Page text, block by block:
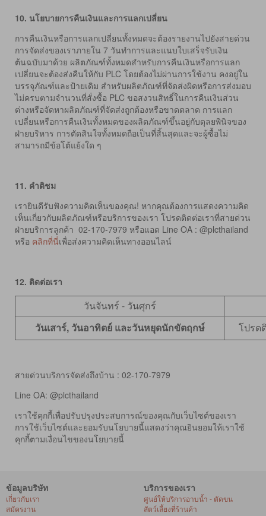
10. นโยบายการคืนเงินและการแลกเปลี่ยน
การคืนเงินหรือการแลกเปลี่ยนทั้งหมดจะต้องรายงานไปยังสายด่วน
การจัดส่งของเราภายใน 7 วันทำการและแนบใบเสร็จรับเงิน
ต้นฉบับมาด้วย ผลิตภัณฑ์ทั้งหมดสำหรับการคืนเงินหรือการแลก
เปลี่ยนจะต้องส่งคืนให้กับ PLC โดยต้องไม่ผ่านการใช้งาน คงอยู่ใน
บรรจุภัณฑ์และป้ายเดิม สำหรับผลิตภัณฑ์ที่จัดส่งผิดหรือการส่งมอบ
ไม่ครบตามจำนวนที่สั่งซื้อ PLC ขอสงวนสิทธิ์ในการคืนเงินส่วน
ต่างหรือจัดหาผลิตภัณฑ์ที่จัดส่งถูกต้องหรือขาดตลาด การแลก
เปลี่ยนหรือการคืนเงินทั้งหมดของผลิตภัณฑ์ขึ้นอยู่กับดุลยพินิจของ
ฝ่ายบริหาร การตัดสินใจทั้งหมดถือเป็นที่สิ้นสุดและจะผู้ซื้อไม่
สามารถมีข้อโต้แย้งใด ๆ
11. คำติชม
เรายินดีรับฟังความคิดเห็นของคุณ! หากคุณต้องการแสดงความคิด
เห็นเกี่ยวกับผลิตภัณฑ์หรือบริการของเรา โปรดติดต่อเราที่สายด่วน
ฝ่ายบริการลูกค้า 02-170-7979 หรือแอด Line OA : @plcthailand
หรือ คลิกที่นี่เพื่อส่งความคิดเห็นทางออนไลน์
12. ติดต่อเรา
วันจันทร์ - วันศุกร์
วันเสาร์, วันอาทิตย์ และวันหยุดนักขัตฤกษ์
โปรด
สายด่วนบริการจัดส่งถึงบ้าน : 02-170-7979
Line OA: @plcthailand
เราใช้คุกกี้เพื่อปรับปรุงประสบการณ์ของคุณกับเว็บไซต์ของเรา
การใช้เว็บไซต์และยอมรับนโยบายนี้แสดงว่าคุณยินยอมให้เราใช้
คุกกี้ตามเงื่อนไขของนโยบายนี้
ข้อมูลบริษัท
เกี่ยวกับเรา
สมัครงาน
บริการของเรา
ศูนย์ให้บริการอาบน้ำ - ตัดขน
สัตว์เลี้ยงที่ร้านค้า